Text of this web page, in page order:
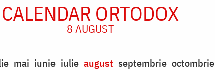
CALENDAR ORTODOX
8 AUGUST
mai iunie iulie august septembrie octombrie